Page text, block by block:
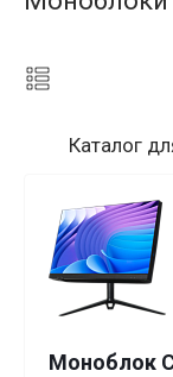
Каталог
Моноблок